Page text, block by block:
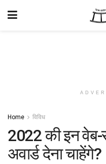
Home विविध
2022 की इन
अवार्ड देना चाहेंगे?